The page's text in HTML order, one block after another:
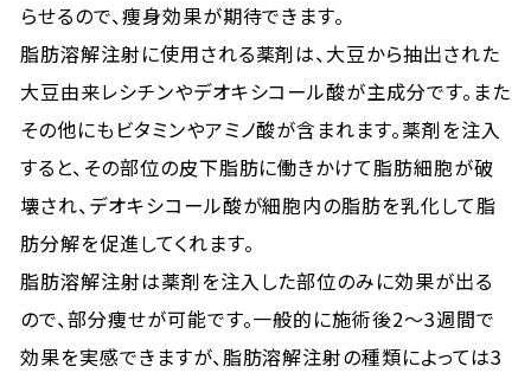
らせるので、痩身効果が期待できます。
脂肪溶解注射に使用される薬剤は、大豆から抽出された
大豆由来レシチンやデオキシコール酸が主成分です。また
その他にもビタミンやアミノ酸が含まれます。薬剤を注入
すると、その部位の皮下脂肪に働きかけて脂肪細胞が破
壊され、デオキシコール酸が細胞内の脂肪を乳化して脂
肪分解を促進してくれます。
脂肪溶解注射は薬剤を注入した部位のみに効果が出る
ので、部分痩せが可能です。一般的に施術後2～3週間で
効果を実感できますが、脂肪溶解注射の種類によっては3